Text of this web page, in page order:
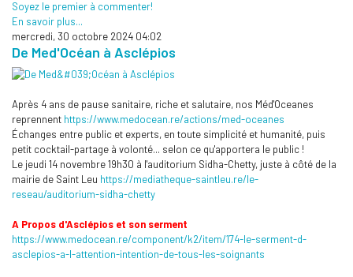
Soyez le premier à commenter!
En savoir plus...
mercredi, 30 octobre 2024 04:02
De Med'Océan à Asclépios
Après 4 ans de pause sanitaire, riche et salutaire, nos Méd'Oceanes
reprennent https://www.medocean.re/actions/med-oceanes
Échanges entre public et experts, en toute simplicité et humanité, puis
petit cocktail-partage à volonté... selon ce qu'apportera le public !
Le jeudi 14 novembre 19h30 à l'auditorium Sidha-Chetty, juste à côté de la
mairie de Saint Leu https://mediatheque-saintleu.re/le-
reseau/auditorium-sidha-chetty
A Propos d'Asclépios et son serment
https://www.medocean.re/component/k2/item/174-le-serment-d-
asclepios-a-l-attention-intention-de-tous-les-soignants